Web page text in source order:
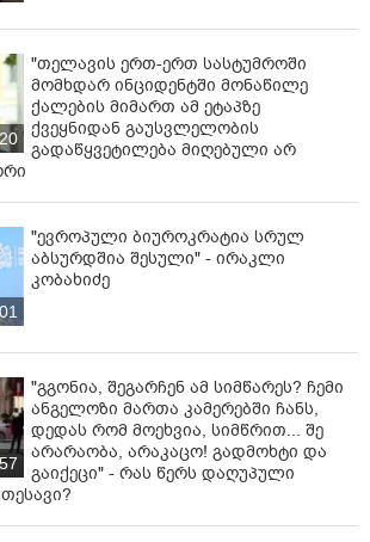
"თელავის ერთ-ერთ სასტუმროში
მომხდარ ინციდენტში მონაწილე
ქალების მიმართ ამ ეტაპზე
ქვეყნიდან გაუსვლელობის
გადაწყვეტილება მიღებული არ
"ევროპული ბიუროკრატია სრულ
აბსურდშია შესული" - ირაკლი
კობახიძე
"გგონია, შეგარჩენ ამ სიმწარეს? ჩემი
ანგელოზი მართა კამერებში ჩანს,
დედას რომ მოეხვია, სიმწრით... შე
არარაობა, არაკაცო! გადმოხტი და
გაიქეცი" - რას წერს დაღუპული